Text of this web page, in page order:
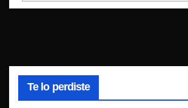
Te lo perdiste